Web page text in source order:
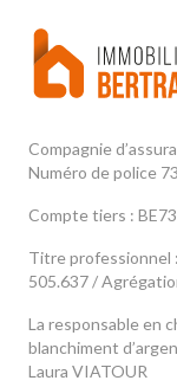
Compagnie
Numéro de police
Compte tiers :
Titre professionnel
505.637 /
La responsable en
blanchiment
Laura VIATOUR